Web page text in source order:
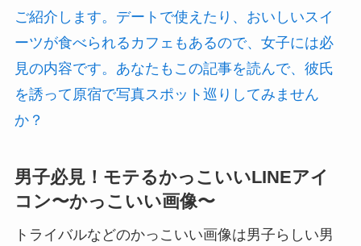
ご紹介します。デートで使えたり、おいしいスイ
ーツが食べられるカフェもあるので、女子には必
見の内容です。あなたもこの記事を読んで、彼氏
を誘って原宿で写真スポット巡りしてみません
か？
男子必見！モテるかっこいいLINEアイ
コン〜かっこいい画像〜
トライバルなどのかっこいい画像は男子らしい男